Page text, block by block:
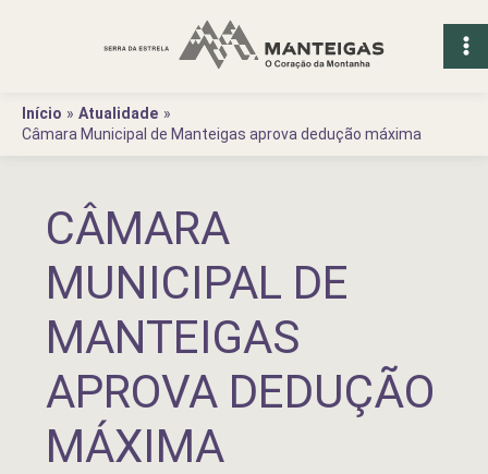
Início
Atualidade
Câmara Municipal de Manteigas aprova dedução máxima
CÂMARA
MUNICIPAL DE
MANTEIGAS
APROVA DEDUÇÃO
MÁXIMA